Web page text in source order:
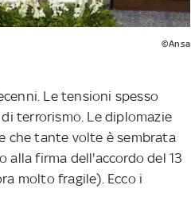
©Ansa
Le tensioni spesso
terrorismo. Le diplomazie
che tante volte è sembrata
alla firma dell'accordo del 13
molto fragile). Ecco i